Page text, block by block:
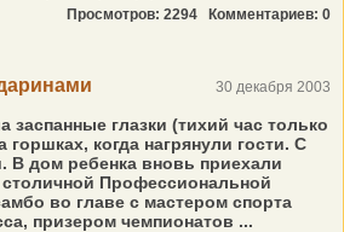
Просмотров: 2294 Комментариев: 0
30 декабря 2003
глазки (тихий час только
горшках, когда нагрянули гости. С
В дом ребенка вновь приехали
Профессиональной
во главе с мастером спорта
призером чемпионатов ...